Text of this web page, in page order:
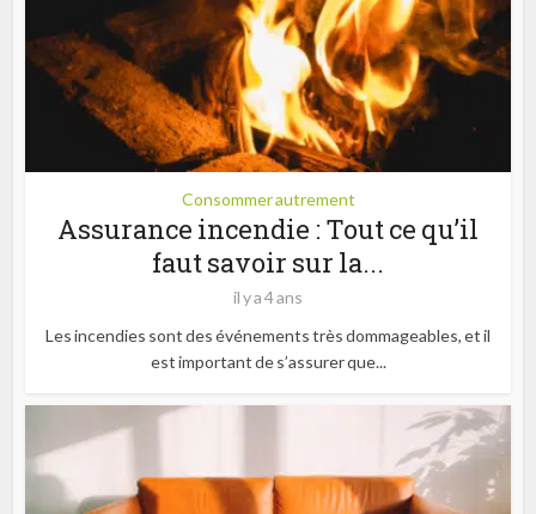
Consommer autrement
Assurance incendie : Tout ce qu’il
faut savoir sur la...
il y a 4 ans
Les incendies sont des événements très dommageables, et il
est important de s’assurer que...